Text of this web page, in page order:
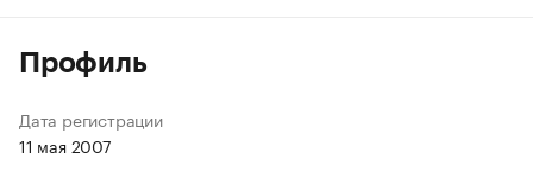
Профиль
Дата регистрации
11 мая 2007